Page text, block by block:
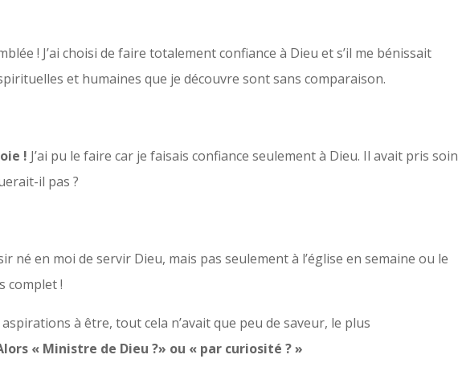
! J’ai choisi de faire totalement confiance à Dieu et s’il me bénissait
et humaines que je découvre sont sans comparaison.
! J’ai pu le faire car je faisais confiance seulement à Dieu. Il avait pris soin
il pas ?
né en moi de servir Dieu, mais pas seulement à l’église en semaine ou le
complet !
à être, tout cela n’avait que peu de saveur, le plus
« Ministre de Dieu ?» ou « par curiosité ? »